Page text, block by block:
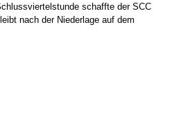
schaffte der SCC
nach der Niederlage auf dem